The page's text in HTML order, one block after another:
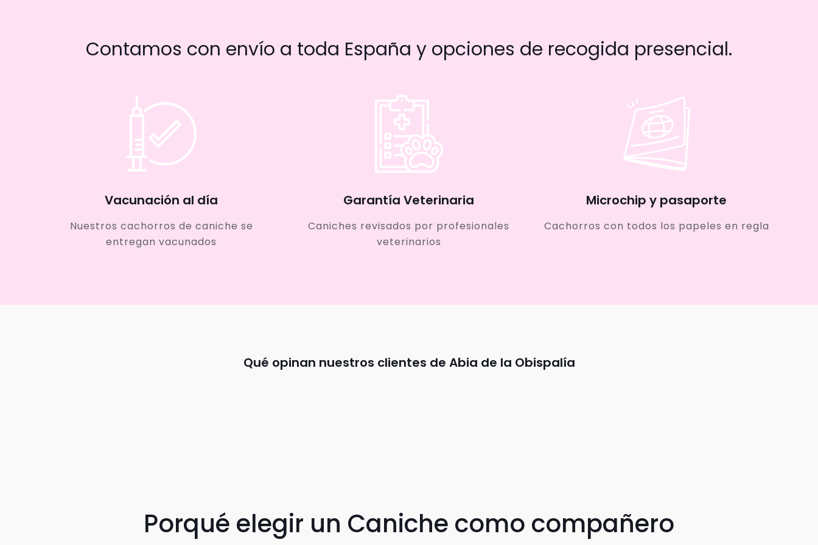
Contamos con envío a toda España y opciones de recogida presencial.
Vacunación al día
Nuestros cachorros de caniche se
entregan vacunados
Garantía Veterinaria
Caniches revisados por profesionales
veterinarios
Microchip y pasaporte
Cachorros con todos los papeles en regla
Qué opinan nuestros clientes de Abia de la Obispalía
Porqué elegir un Caniche como compañero